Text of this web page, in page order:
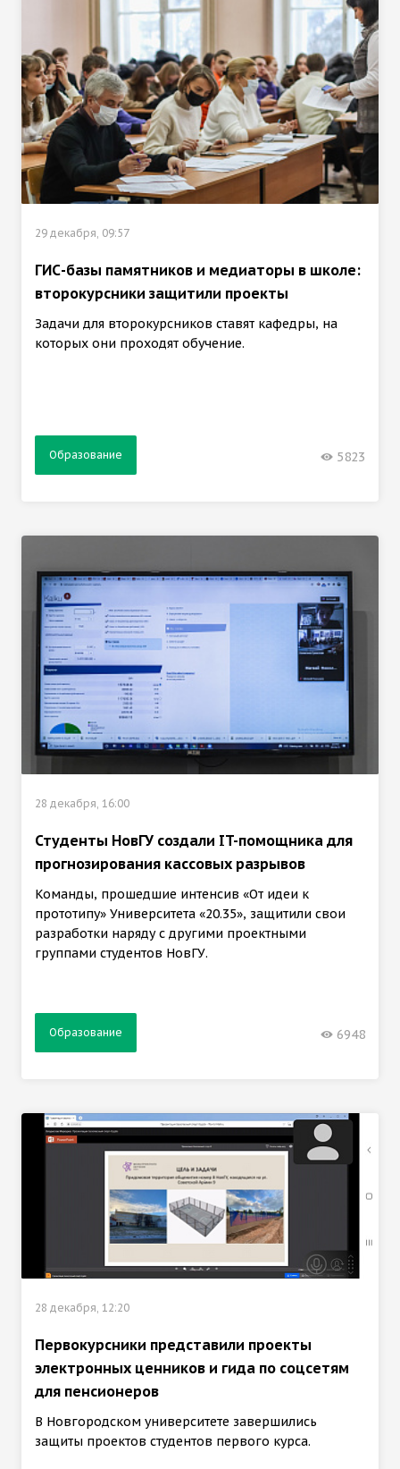
29 декабря, 09:57
ГИС-базы памятников и медиаторы в школе:
второкурсники защитили проекты
Задачи для второкурсников ставят кафедры, на
которых они проходят обучение.
Образование 5823
28 декабря, 16:00
Студенты НовГУ создали IT-помощника для
прогнозирования кассовых разрывов
Команды, прошедшие интенсив «От идеи к
прототипу» Университета «20.35», защитили свои
разработки наряду с другими проектными
группами студентов НовГУ.
Образование 6948
28 декабря, 12:20
Первокурсники представили проекты
электронных ценников и гида по соцсетям
для пенсионеров
В Новгородском университете завершились
защиты проектов студентов первого курса.